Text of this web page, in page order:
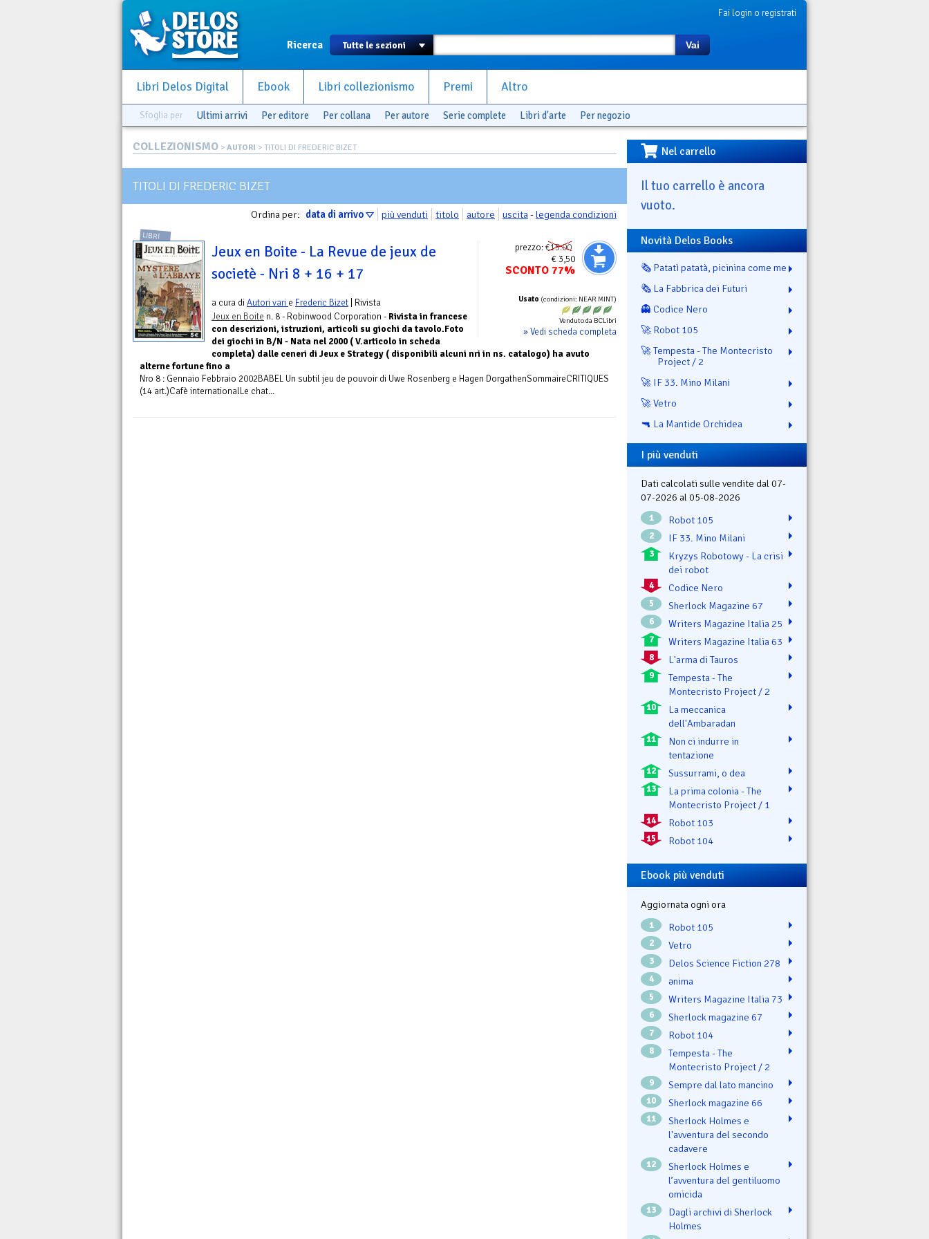
Fai login o registrati
Ricerca Vai
Libri Delos Digital Ebook Libri collezionismo Premi Altro
Sfoglia per Ultimi arrivi Per editore Per collana Per autore Serie complete Libri d'arte Per negozio
COLLEZIONISMO > AUTORI > TITOLI DI FREDERIC BIZET
TITOLI DI FREDERIC BIZET
Ordina per: data di arrivo più venduti titolo autore uscita-legenda condizioni
prezzo:€15.00
€ 3,50
SCONTO 77%
Usato (condizioni: NEAR MINT)
Venduto da BCLibri
» Vedi scheda completa
LIBRI
Jeux en Boite - La Revue de jeux de
societè - Nri 8 + 16 + 17
a cura diAutori vari e Frederic Bizet | Rivista
Jeux en Boite n. 8 - Robinwood Corporation - Rivista in francese
con descrizioni, istruzioni, articoli su giochi da tavolo.Foto
dei giochi in B/N - Nata nel 2000 ( V.articolo in scheda
completa) dalle ceneri di Jeux e Strategy ( disponibili alcuni nri in ns. catalogo) ha avuto
alterne fortune fino a
Nro 8 : Gennaio Febbraio 2002BABEL Un subtil jeu de pouvoir di Uwe Rosenberg e Hagen DorgathenSommaireCRITIQUES
(14 art.)Cafè internationalLe chat...
Nel carrello
Il tuo carrello è ancora
vuoto.
Novità Delos Books
🗞️ Patatì patatà, picinina come me
🗞️ La Fabbrica dei Futuri
👻 Codice Nero
🚀 Robot 105
🚀 Tempesta - The Montecristo
Project / 2
🚀 IF 33. Mino Milani
🚀 Vetro
🔫 La Mantide Orchidea
I più venduti
Dati calcolati sulle vendite dal 07-
07-2026 al 05-08-2026
1 Robot 105
2 IF 33. Mino Milani
3
Kryzys Robotowy - La crisi
dei robot
4 Codice Nero
5 Sherlock Magazine 67
6 Writers Magazine Italia 25
7 Writers Magazine Italia 63
8 L'arma di Tauros
9
Tempesta - The
Montecristo Project / 2
10
La meccanica
dell'Ambaradan
11
Non ci indurre in
tentazione
12 Sussurrami, o dea
13
La prima colonia - The
Montecristo Project / 1
14 Robot 103
15 Robot 104
Ebook più venduti
Aggiornata ogni ora
1 Robot 105
2 Vetro
3 Delos Science Fiction 278
4 ənima
5 Writers Magazine Italia 73
6 Sherlock magazine 67
7 Robot 104
8
Tempesta - The
Montecristo Project / 2
9 Sempre dal lato mancino
10 Sherlock magazine 66
11
Sherlock Holmes e
l'avventura del secondo
cadavere
12
Sherlock Holmes e
l’avventura del gentiluomo
omicida
13
Dagli archivi di Sherlock
Holmes